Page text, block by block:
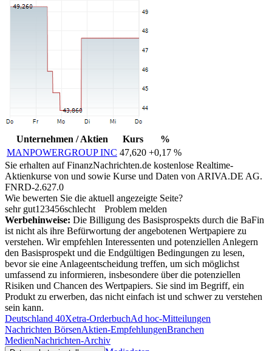
Unternehmen / Aktien Kurs
%
MANPOWERGROUP INC 47,620 +0,17 %
Sie erhalten auf FinanzNachrichten.de kostenlose Realtime-
Aktienkurse von und sowie Kurse und Daten von ARIVA.DE AG.
FNRD-2.627.0
Wie bewerten Sie die aktuell angezeigte Seite?
sehr gut1 23456schlecht
Problem melden
Werbehinweise: Die Billigung des Basisprospekts durch die BaFin
ist nicht als ihre Befürwortung der angebotenen Wertpapiere zu
verstehen. Wir empfehlen Interessenten und potenziellen Anlegern
den Basisprospekt und die Endgültigen Bedingungen zu lesen,
bevor sie eine Anlageentscheidung treffen, um sich möglichst
umfassend zu informieren, insbesondere über die potenziellen
Risiken und Chancen des Wertpapiers. Sie sind im Begriff, ein
Produkt zu erwerben, das nicht einfach ist und schwer zu verstehen
sein kann.
Deutschland 40Xetra-OrderbuchAd hoc-Mitteilungen
Nachrichten BörsenAktien-EmpfehlungenBranchen
MedienNachrichten-Archiv